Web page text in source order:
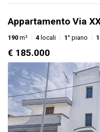
Appartamento Via
190 m² 4 locali 1° piano 1
€ 185.000